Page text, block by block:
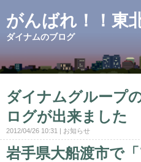
がんばれ！！東
ダイナムのブログ
ダイナムグループ
ログが出来ました
2012/04/26 10:31 お知らせ
岩手県大船渡市で